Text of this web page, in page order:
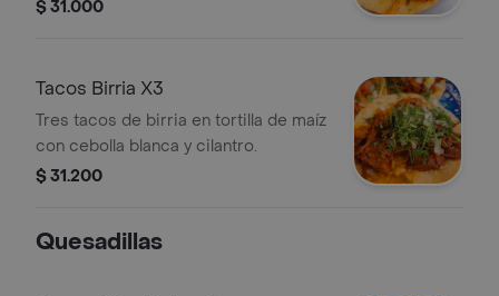
$ 31.000
Tacos Birria X3
Tres tacos de birria en tortilla de maíz
con cebolla blanca y cilantro.
$ 31.200
Quesadillas